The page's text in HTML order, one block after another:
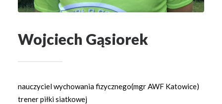
Wojciech Gąsiorek
nauczyciel wychowania fizycznego(mgr AWF Katowice)
trener piłki siatkowej